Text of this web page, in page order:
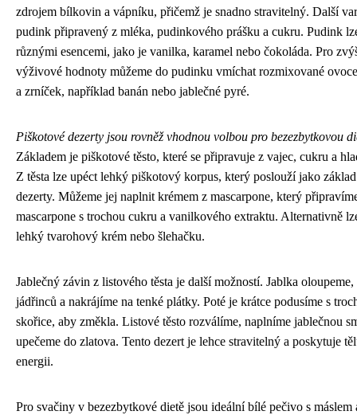
zdrojem bílkovin a vápníku, přičemž je snadno stravitelný. Další
pudink připravený z mléka, pudinkového prášku a cukru. Pudink
různými esencemi, jako je vanilka, karamel nebo čokoláda. Pro
výživové hodnoty můžeme do pudinku vmíchat rozmixované
a zrníček, například banán nebo jablečné pyré.
Piškotové dezerty jsou rovněž vhodnou volbou pro bezezbytkovou
Základem je piškotové těsto, které se připravuje z vajec, cukru a
Z těsta lze upéct lehký piškotový korpus, který poslouží jako
dezerty. Můžeme jej naplnit krémem z mascarpone, který
mascarpone s trochou cukru a vanilkového extraktu. Alternativně
lehký tvarohový krém nebo šlehačku.
Jablečný závin z listového těsta je další možností. Jablka
jádřinců a nakrájíme na tenké plátky. Poté je krátce podusíme s
skořice, aby změkla. Listové těsto rozválíme, naplníme jablečnou
upečeme do zlatova. Tento dezert je lehce stravitelný a poskytuje
energii.
Pro svačiny v bezezbytkové dietě jsou ideální bílé pečivo s máslem